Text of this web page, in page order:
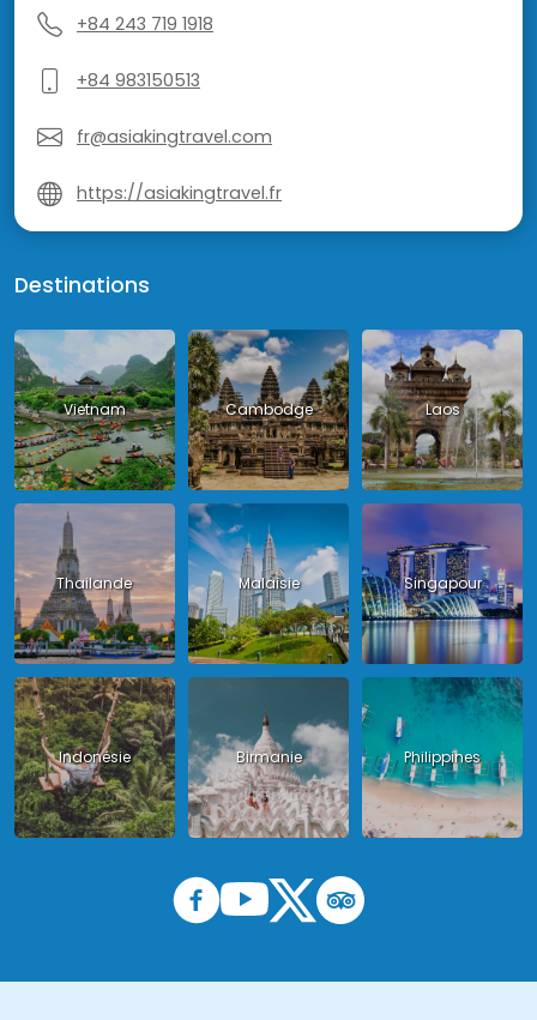
+84 243 719 1918
+84 983150513
fr@asiakingtravel.com
https://asiakingtravel.fr
Destinations
Vietnam Cambodge Laos
Thailande Malaisie Singapour
Indonésie Birmanie Philippines